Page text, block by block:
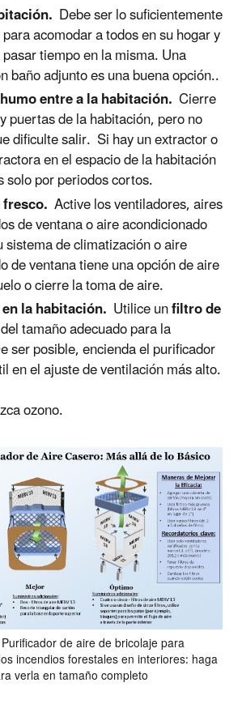
Debe ser lo suficientemente
acomodar a todos en su hogar y
tiempo en la misma. Una
baño adjunto es una buena opción..
entre a la habitación. Cierre
puertas de la habitación, pero no
dificulte salir. Si hay un extractor o
en el espacio de la habitación
solo por periodos cortos.
Active los ventiladores, aires
de ventana o aire acondicionado
de climatización o aire
de ventana tiene una opción de aire
o cierre la toma de aire.
la habitación. Utilice unfiltro de
del tamaño adecuado para la
ser posible, encienda el purificador
en el ajuste de ventilación más alto.
ozono.
de aire de bricolaje para
incendios forestales en interiores: haga
verla en tamaño completo